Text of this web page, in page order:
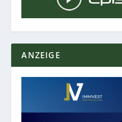
ANZEIGE